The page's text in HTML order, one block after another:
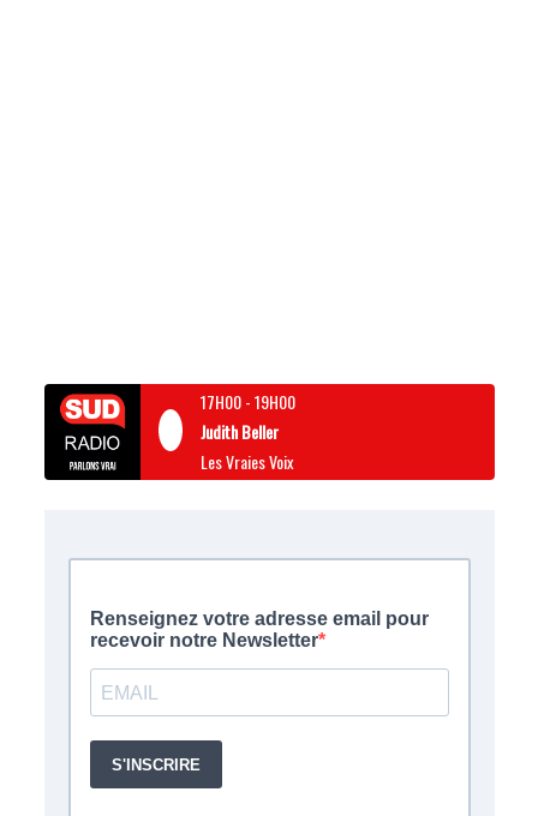
17H00-19H00
Judith Beller
Les Vraies Voix